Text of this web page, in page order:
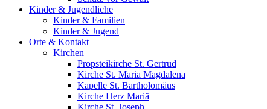
Kinder & Jugendliche
Kinder & Familien
Kinder & Jugend
Orte & Kontakt
Kirchen
Propsteikirche St. Gertrud
Kirche St. Maria Magdalena
Kapelle St. Bartholomäus
Kirche Herz Mariä
Kirche St. Joseph